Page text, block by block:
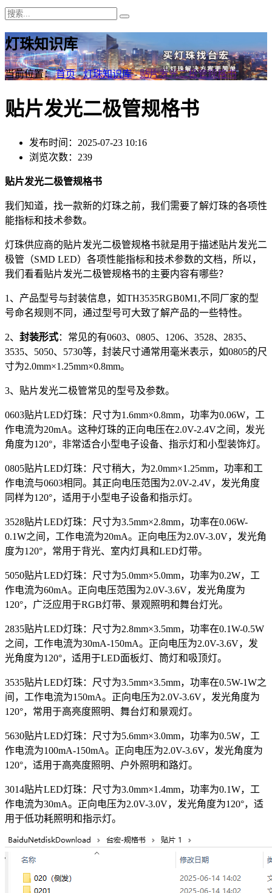
灯珠知识库
当前位置：首页-灯珠知识库-贴片发光二极管规格书
贴片发光二极管规格书
发布时间：2025-07-23 10:16
浏览次数：239
贴片发光二极管规格书
我们知道，找一款新的灯珠之前，我们需要了解灯珠的各项性
能指标和技术参数。
灯珠供应商的贴片发光二极管规格书就是用于描述贴片发光二
极管（SMD LED）各项性能指标和技术参数的文档，所以，
我们看看贴片发光二极管规格书的主要内容有哪些？
1、产品型号与封装信息，如TH3535RGB0M1,不同厂家的型
号命名规则不同，通过型号可大致了解产品的一些特性。
2、 封装形式：常见的有0603、0805、1206、3528、2835、
3535、5050、5730等，封装尺寸通常用毫米表示，如0805的尺
寸为2.0mm×1.25mm×0.8mm。
3、贴片发光二极管常见的型号及参数。
0603贴片LED灯珠：尺寸为1.6mm×0.8mm，功率为0.06W，工
作电流为20mA。这种灯珠的正向电压在2.0V-2.4V之间，发光
角度为120°，非常适合小型电子设备、指示灯和小型装饰灯。
0805贴片LED灯珠：尺寸稍大，为2.0mm×1.25mm，功率和工
作电流与0603相同。其正向电压范围为2.0V-2.4V，发光角度
同样为120°，适用于小型电子设备和指示灯。
3528贴片LED灯珠：尺寸为3.5mm×2.8mm，功率在0.06W-
0.1W之间，工作电流为20mA。正向电压为2.0V-3.0V，发光角
度为120°，常用于背光、室内灯具和LED灯带。
5050贴片LED灯珠：尺寸为5.0mm×5.0mm，功率为0.2W，工
作电流为60mA。正向电压范围为2.0V-3.6V，发光角度为
120°，广泛应用于RGB灯带、景观照明和舞台灯光。
2835贴片LED灯珠：尺寸为2.8mm×3.5mm，功率在0.1W-0.5W
之间，工作电流为30mA-150mA。正向电压为2.0V-3.6V，发
光角度为120°，适用于LED面板灯、筒灯和吸顶灯。
3535贴片LED灯珠：尺寸为3.5mm×3.5mm，功率在0.5W-1W之
间，工作电流为150mA。正向电压为2.0V-3.6V，发光角度为
120°，常用于高亮度照明、舞台灯和景观灯。
5630贴片LED灯珠：尺寸为5.6mm×3.0mm，功率为0.5W，工
作电流为100mA-150mA。正向电压为2.0V-3.6V，发光角度为
120°，适用于高亮度照明、户外照明和路灯。
3014贴片LED灯珠：尺寸为3.0mm×1.4mm，功率为0.1W，工
作电流为30mA。正向电压为2.0V-3.0V，发光角度为120°，适
用于低功耗照明和指示灯。